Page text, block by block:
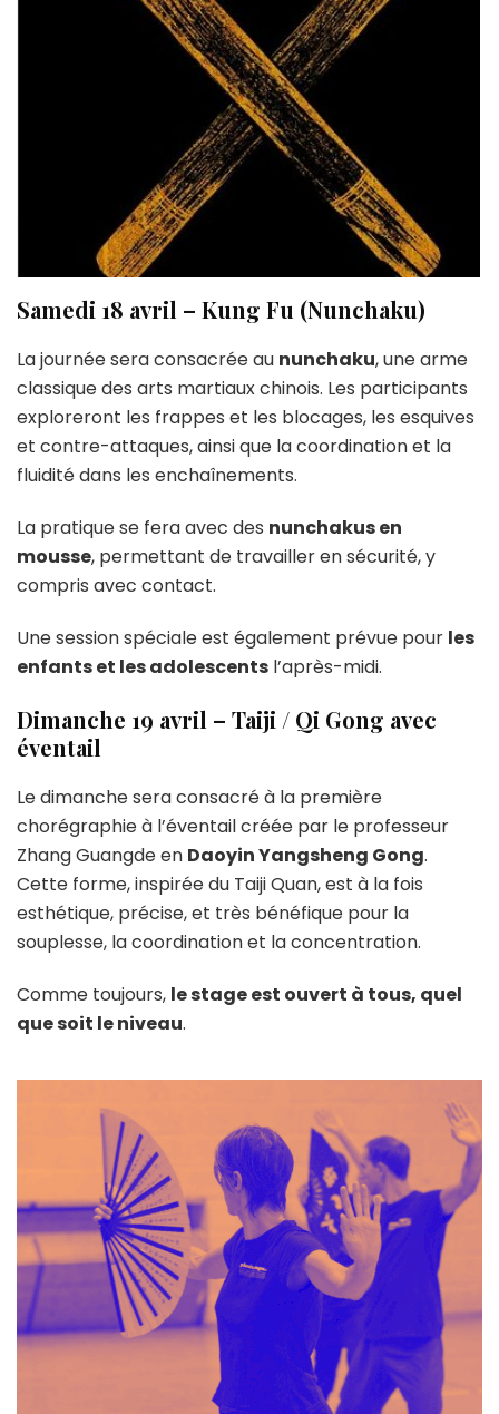
Samedi 18 avril – Kung Fu (Nunchaku)
La journée sera consacrée au nunchaku, une arme
classique des arts martiaux chinois. Les participants
exploreront les frappes et les blocages, les esquives
et contre-attaques, ainsi que la coordination et la
fluidité dans les enchaînements.
La pratique se fera avec des nunchakus en
mousse, permettant de travailler en sécurité, y
compris avec contact.
Une session spéciale est également prévue pour les
enfants et les adolescents l’après-midi.
Dimanche 19 avril – Taiji / Qi Gong avec
éventail
Le dimanche sera consacré à la première
chorégraphie à l’éventail créée par le professeur
Zhang Guangde en Daoyin Yangsheng Gong.
Cette forme, inspirée du Taiji Quan, est à la fois
esthétique, précise, et très bénéfique pour la
souplesse, la coordination et la concentration.
Comme toujours, le stage est ouvert à tous, quel
que soit le niveau.